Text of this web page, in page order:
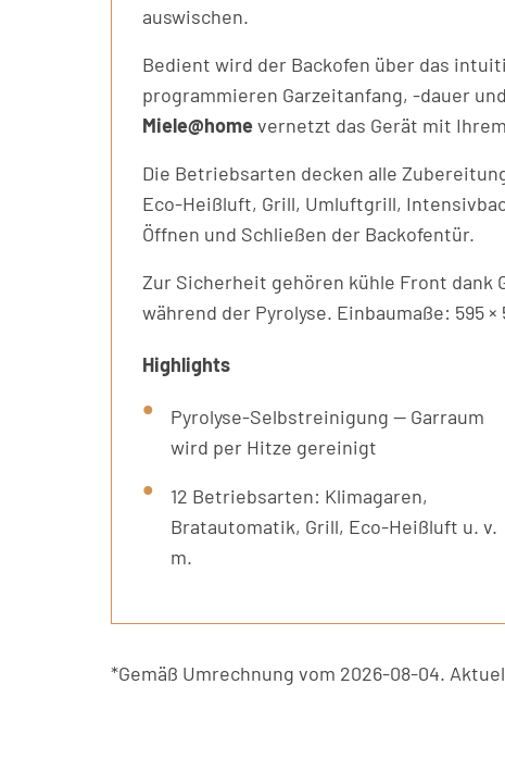
auswischen.
Bedient wird der Backofen über das
programmieren Garzeitanfang, -dauer
Miele@homevernetzt das Gerät mit
Die Betriebsarten decken alle
Eco-Heißluft, Grill, Umluftgrill,
Öffnen und Schließen der Backofentür.
Zur Sicherheit gehören kühle Front
während der Pyrolyse. Einbaumaße: 595 ×
Highlights
Pyrolyse-Selbstreinigung — Garraum
wird per Hitze gereinigt
12 Betriebsarten: Klimagaren,
Bratautomatik, Grill, Eco-Heißluft u. v.
m.
*Gemäß Umrechnung vom 2026-08-04.